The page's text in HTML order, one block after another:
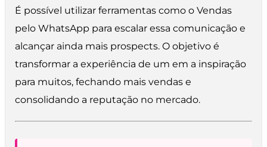
É possível utilizar ferramentas como o Vendas
pelo WhatsApp para escalar essa comunicação e
alcançar ainda mais prospects. O objetivo é
transformar a experiência de um em a inspiração
para muitos, fechando mais vendas e
consolidando a reputação no mercado.